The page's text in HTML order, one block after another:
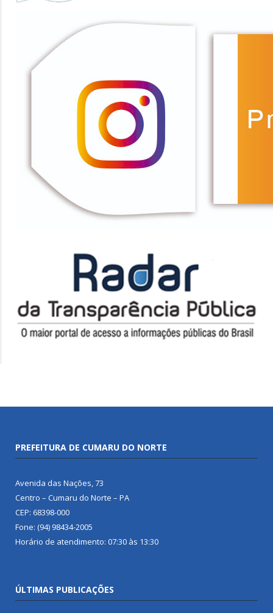
PREFEITURA DE CUMARU DO NORTE
Avenida das Nações, 73
Centro – Cumaru do Norte – PA
CEP: 68398-000
Fone: (94) 98434-2005
Horário de atendimento: 07:30 às 13:30
ÚLTIMAS PUBLICAÇÕES